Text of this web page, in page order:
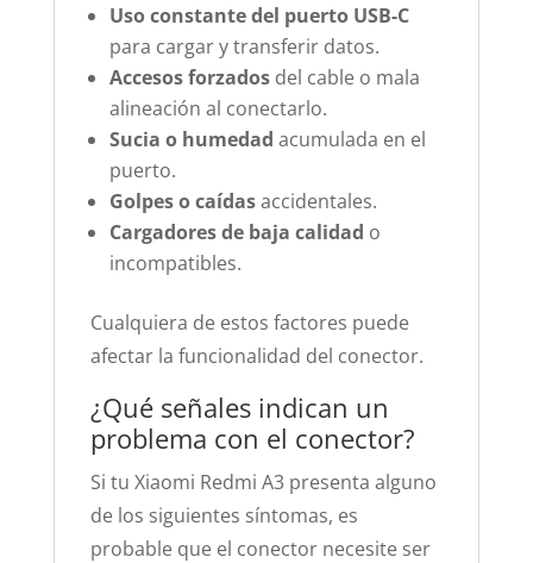
Uso constante del puerto USB-C
para cargar y transferir datos.
Accesos forzadosdel cable o mala
alineación al conectarlo.
Sucia o humedad acumulada en el
puerto.
Golpes o caídasaccidentales.
Cargadores de baja calidad o
incompatibles.
Cualquiera de estos factores puede
afectar la funcionalidad del conector.
¿Qué señales indican un
problema con el conector?
Si tu Xiaomi Redmi A3 presenta alguno
de los siguientes síntomas, es
probable que el conector necesite ser